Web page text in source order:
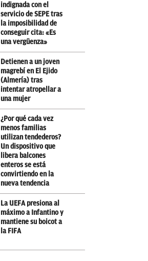
indignada con el
servicio de SEPE tras
la imposibilidad de
conseguir cita: «Es
una vergüenza»
Detienen a un joven
magrebí en El Ejido
(Almería) tras
intentar atropellar a
una mujer
¿Por qué cada vez
menos familias
utilizan tendederos?
Un dispositivo que
libera balcones
enteros se está
convirtiendo en la
nueva tendencia
La UEFA presiona al
máximo a Infantino y
mantiene su boicot a
la FIFA